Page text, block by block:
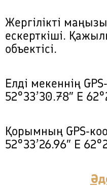
Жергілікті
ескерткіші.
объектісі.
Елді мекеннің
52°33’30.78″ E
Қорымның GPS-
52°33’26.96″ E